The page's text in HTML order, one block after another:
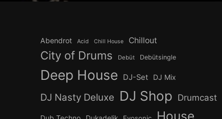
Abendrot Acid Chill House Chillout
City of Drums Debüt Debütsingle
Deep House DJ-Set DJ Mix
DJ Nasty Deluxe DJ Shop Drumcast
House